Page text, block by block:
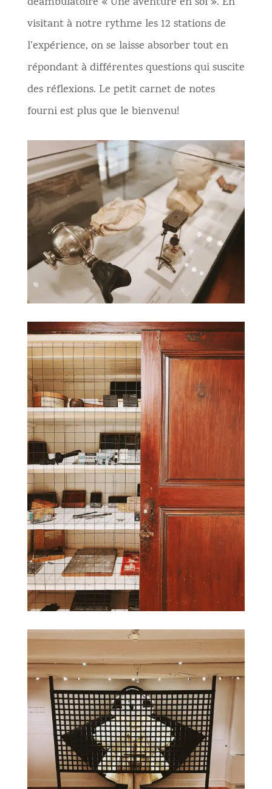
visitant à notre rythme les 12 stations de
l’expérience, on se laisse absorber tout en
répondant à différentes questions qui suscite
des réflexions. Le petit carnet de notes
fourni est plus que le bienvenu!